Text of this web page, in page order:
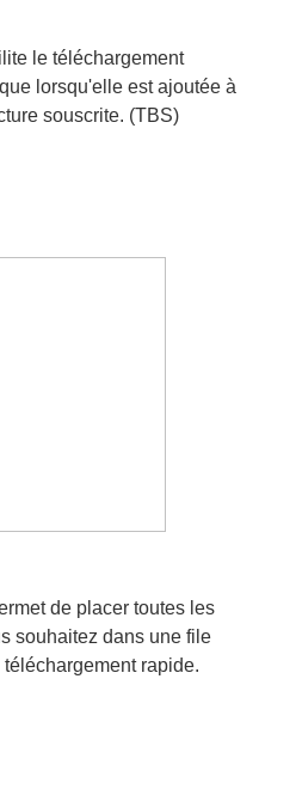
le téléchargement
lorsqu'elle est ajoutée à
souscrite. (TBS)
de placer toutes les
souhaitez dans une file
rapide.